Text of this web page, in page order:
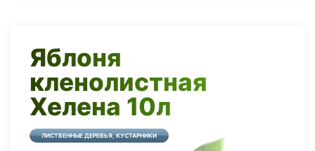
Яблоня
кленолистная
Хелена 10л
ЛИСТВЕННЫЕ ДЕРЕВЬЯ, КУСТАРНИКИ